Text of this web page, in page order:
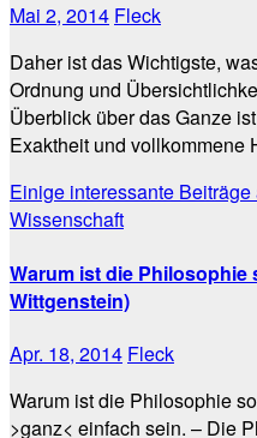
Mai 2, 2014 Fleck
Daher ist das Wichtigste,
Ordnung und
Überblick über das Ganze
Exaktheit und
Einige interessante
Wissenschaft
Warum ist die
Wittgenstein)
Apr. 18, 2014 Fleck
Warum ist die Philosophie
>ganz< einfach sein. – Die